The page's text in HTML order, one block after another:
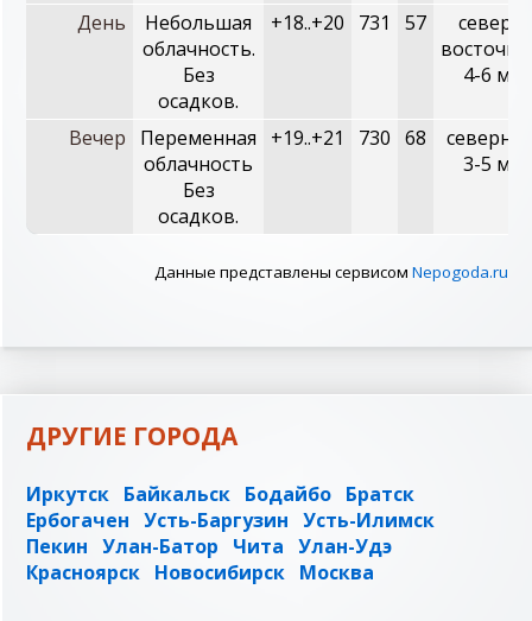
День
Небольшая
облачность.
Без
осадков.
+18..+20 731 57
северо-
4-6 м/с
Вечер
Переменная
облачность
Без
осадков.
+19..+21 730 68
3-5 м/с
Данные представлены сервисом Nepogoda.ru
ДРУГИЕ ГОРОДА
Иркутск Байкальск Бодайбо Братск
Ербогачен Усть-Баргузин Усть-Илимск
Пекин Улан-Батор Чита Улан-Удэ
Красноярск Новосибирск Москва